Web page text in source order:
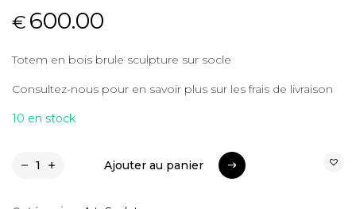
€ 600.00
Totem en bois brule sculpture sur socle
Consultez-nous pour en savoir plus sur les frais de livraison
10 en stock
Ajouter au panier